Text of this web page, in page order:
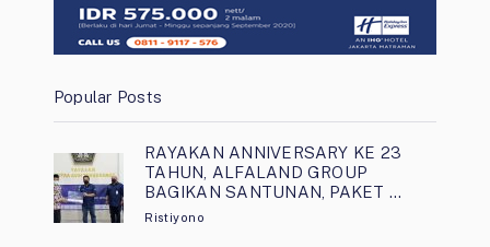
Popular Posts
RAYAKAN ANNIVERSARY KE 23
TAHUN, ALFALAND GROUP
BAGIKAN SANTUNAN, PAKET …
Ristiyono